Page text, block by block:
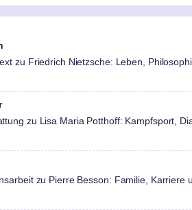
zu Friedrich Nietzsche: Leben,
zu Lisa Maria Potthoff: Kampfsport,
zu Pierre Besson: Familie,